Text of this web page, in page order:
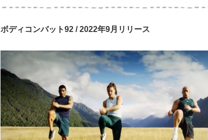
ボディコンバット92 / 2022年9月リリース